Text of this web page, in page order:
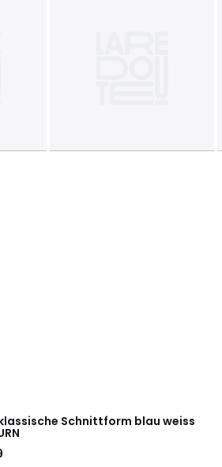
Schnittform blau weiss